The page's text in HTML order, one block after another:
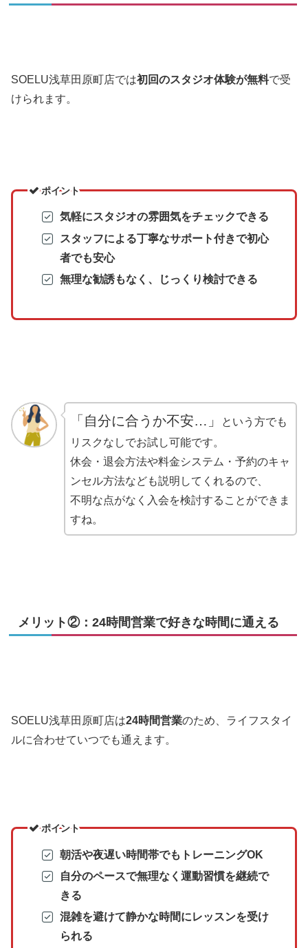
SOELU浅草田原町店では初回のスタジオ体験が無料で受
けられます。
ポイント
気軽にスタジオの雰囲気をチェックできる
スタッフによる丁寧なサポート付きで初心
者でも安心
無理な勧誘もなく、じっくり検討できる
「自分に合うか不安…」
という方でも
リスクなしでお試し可能です。
休会・退会方法や料金システム・予約のキャ
ンセル方法なども説明してくれるので、
不明な点がなく入会を検討することができま
すね。
メリット②：24時間営業で好きな時間に通える
SOELU浅草田原町店は24時間営業のため、ライフスタイ
ルに合わせていつでも通えます。
ポイント
朝活や夜遅い時間帯でもトレーニングOK
自分のペースで無理なく運動習慣を継続で
きる
混雑を避けて静かな時間にレッスンを受け
られる